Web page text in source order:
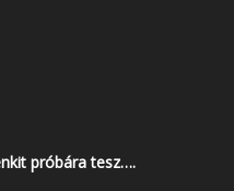
próbára tesz….